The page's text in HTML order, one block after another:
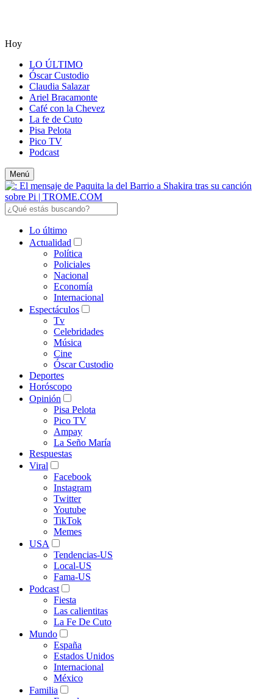
Hoy
LO ÚLTIMO
Óscar Custodio
Claudia Salazar
Ariel Bracamonte
Café con la Chevez
La fe de Cuto
Pisa Pelota
Pico TV
Podcast
Menú
Lo último
Actualidad
Política
Policiales
Nacional
Economía
Internacional
Espectáculos
Tv
Celebridades
Música
Cine
Óscar Custodio
Deportes
Horóscopo
Opinión
Pisa Pelota
Pico TV
Ampay
La Seño María
Respuestas
Viral
Facebook
Instagram
Twitter
Youtube
TikTok
Memes
USA
Tendencias-US
Local-US
Fama-US
Podcast
Fiesta
Las calientitas
La Fe De Cuto
Mundo
España
Estados Unidos
Internacional
México
Familia